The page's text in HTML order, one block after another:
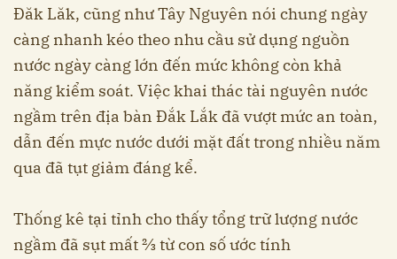
Đăk Lăk, cũng như Tây Nguyên nói chung ngày
càng nhanh kéo theo nhu cầu sử dụng nguồn
nước ngày càng lớn đến mức không còn khả
năng kiểm soát. Việc khai thác tài nguyên nước
ngầm trên địa bàn Đắk Lắk đã vượt mức an toàn,
dẫn đến mực nước dưới mặt đất trong nhiều năm
qua đã tụt giảm đáng kể.
Thống kê tại tỉnh cho thấy tổng trữ lượng nước
ngầm đã sụt mất ⅔ từ con số ước tính